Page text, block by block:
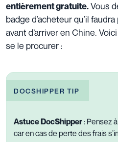
entièrement gratuite.Vous
badge d’acheteur qu’il
avant d’arriver en Chine.
se le procurer :
DOCSHIPPER TIP
Astuce DocShipper : Pensez
car en cas de perte des frais